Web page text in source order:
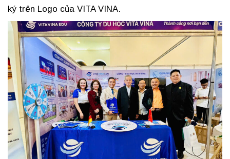
ký trên Logo của VITA VINA.